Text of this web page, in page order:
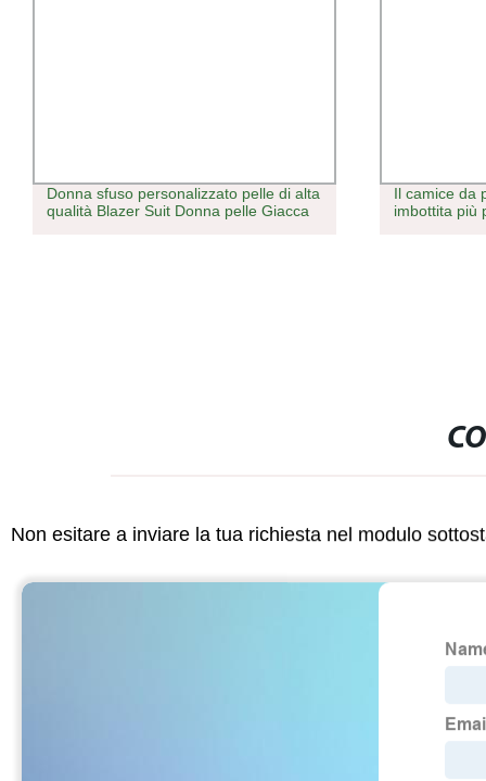
Donna sfuso personalizzato pelle di alta
qualità Blazer Suit Donna pelle Giacca
Il camice da
imbottita più
Non esitare a inviare la tua richiesta nel modulo